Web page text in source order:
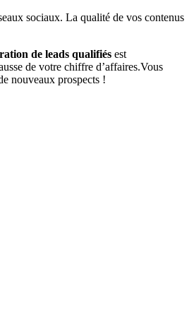
sociaux. La qualité de vos contenus
de leads qualifiés est
de votre chiffre d’affaires.Vous
nouveaux prospects !